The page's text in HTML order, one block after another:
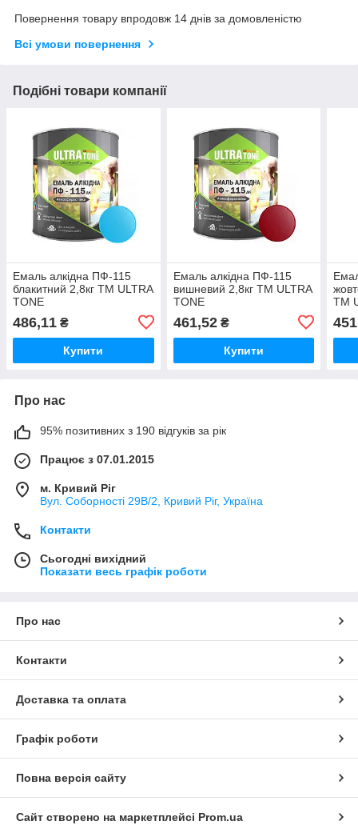
Повернення товару впродовж 14 днів за домовленістю
Всі умови повернення
Подібні товари компанії
Емаль алкідна ПФ-115
блакитний 2,8кг ТМ ULTRA
TONE
486,11 ₴
Купити
Емаль алкідна ПФ-115
вишневий 2,8кг ТМ ULTRA
TONE
461,52₴
Купити
ТМ
Про нас
95% позитивних з 190 відгуків за рік
Працює з 07.01.2015
м. Кривий Ріг
Вул. Соборності 29В/2, Кривий Ріг, Україна
Контакти
Сьогодні вихідний
Показати весь графік роботи
Про нас
Контакти
Доставка та оплата
Графік роботи
Повна версія сайту
Сайт створено на маркетплейсі Prom.ua